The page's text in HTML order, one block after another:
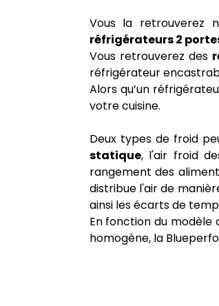
Vous la retrouverez
réfrigérateurs 2
Vous retrouverez des
réfrigérateur
Alors qu’un
votre cuisine.
Deux types de froid
statique, l'air froid
rangement des
distribue l'air de
ainsi les écarts de
En fonction du modèle
homogène, la